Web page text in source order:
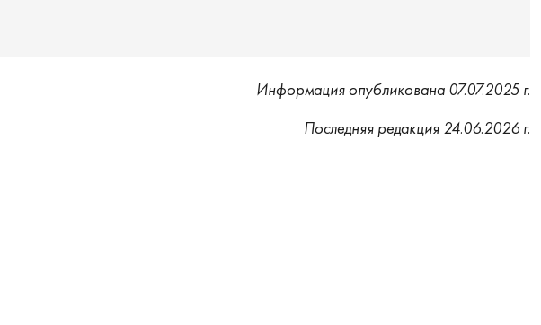
Информация опубликована 07.07.2025 г.
Последняя редакция 24.06.2026 г.